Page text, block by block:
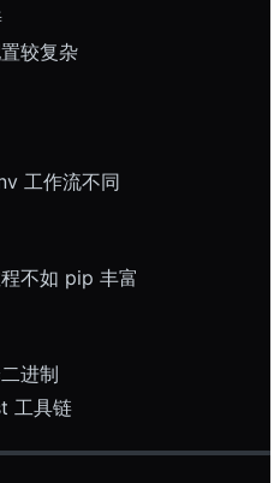
较复杂
工作流不同
不如 pip 丰富
进制
工具链